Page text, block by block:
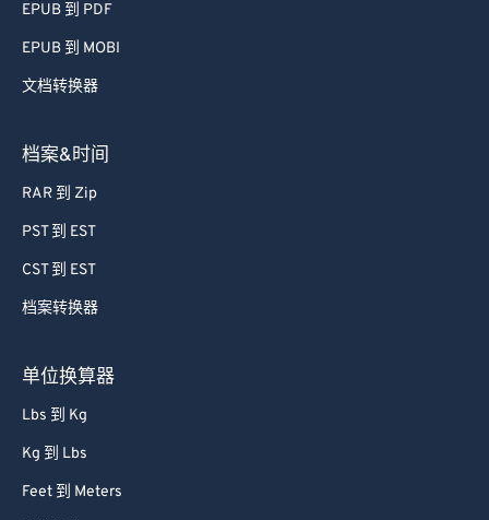
EPUB 到 PDF
EPUB 到 MOBI
文档转换器
档案&时间
RAR 到 Zip
PST 到 EST
CST 到 EST
档案转换器
单位换算器
Lbs 到 Kg
Kg 到 Lbs
Feet 到 Meters